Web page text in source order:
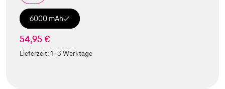
6000 mAh
54,95 €
Lieferzeit:1-3 Werktage